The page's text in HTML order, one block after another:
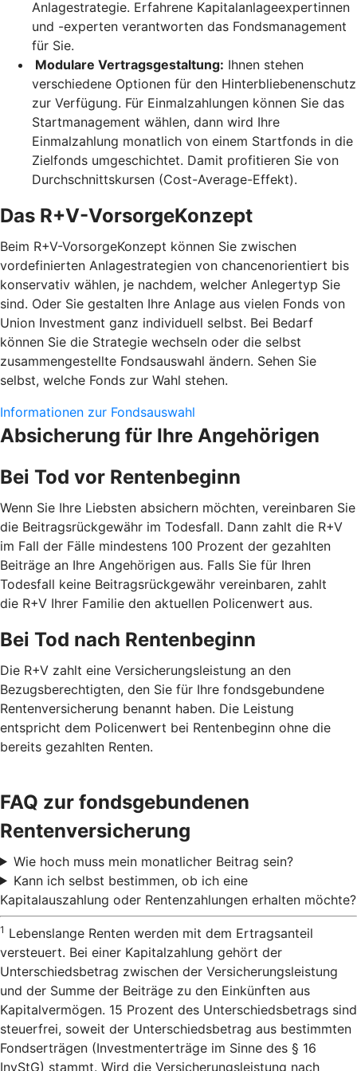
Anlagestrategie. Erfahrene Kapitalanlageexpertinnen
und -experten verantworten das Fondsmanagement
für Sie.
Modulare Vertragsgestaltung: Ihnen stehen
verschiedene Optionen für den Hinterbliebenenschutz
zur Verfügung. Für Einmalzahlungen können Sie das
Startmanagement wählen, dann wird Ihre
Einmalzahlung monatlich von einem Startfonds in die
Zielfonds umgeschichtet. Damit profitieren Sie von
Durchschnittskursen (Cost-Average-Effekt).
Das R+V-VorsorgeKonzept
Beim R+V-VorsorgeKonzept können Sie zwischen
vordefinierten Anlagestrategien von chancenorientiert bis
konservativ wählen, je nachdem, welcher Anlegertyp Sie
sind. Oder Sie gestalten Ihre Anlage aus vielen Fonds von
Union Investment ganz individuell selbst. Bei Bedarf
können Sie die Strategie wechseln oder die selbst
zusammengestellte Fondsauswahl ändern. Sehen Sie
selbst, welche Fonds zur Wahl stehen.
Informationen zur Fondsauswahl
Absicherung für Ihre Angehörigen
Bei Tod vor Rentenbeginn
Wenn Sie Ihre Liebsten absichern möchten, vereinbaren Sie
die Beitragsrückgewähr im Todesfall. Dann zahlt die R+V
im Fall der Fälle mindestens 100 Prozent der gezahlten
Beiträge an Ihre Angehörigen aus. Falls Sie für Ihren
Todesfall keine Beitragsrückgewähr vereinbaren, zahlt
die R+V Ihrer Familie den aktuellen Policenwert aus.
Bei Tod nach Rentenbeginn
Die R+V zahlt eine Versicherungsleistung an den
Bezugsberechtigten, den Sie für Ihre fondsgebundene
Rentenversicherung benannt haben. Die Leistung
entspricht dem Policenwert bei Rentenbeginn ohne die
bereits gezahlten Renten.
FAQ zur fondsgebundenen
Rentenversicherung
Wie hoch muss mein monatlicher Beitrag sein?
Kann ich selbst bestimmen, ob ich eine
Kapitalauszahlung oder Rentenzahlungen erhalten möchte?
1 Lebenslange Renten werden mit dem Ertragsanteil
versteuert. Bei einer Kapitalzahlung gehört der
Unterschiedsbetrag zwischen der Versicherungsleistung
und der Summe der Beiträge zu den Einkünften aus
Kapitalvermögen. 15 Prozent des Unterschiedsbetrags sind
steuerfrei, soweit der Unterschiedsbetrag aus bestimmten
Fondserträgen (Investmenterträge im Sinne des § 16
InvStG) stammt. Wird die Versicherungsleistung nach